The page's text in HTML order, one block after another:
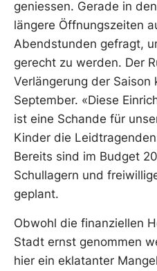
geniessen. Gerade in
längere Öffnungszeiten
Abendstunden gefragt,
gerecht zu werden. Der
Verlängerung der
September. «Diese
ist eine Schande für
Kinder die
Bereits sind im Budget
Schullagern und
geplant.
Obwohl die finanziellen
Stadt ernst genommen
hier ein eklatanter